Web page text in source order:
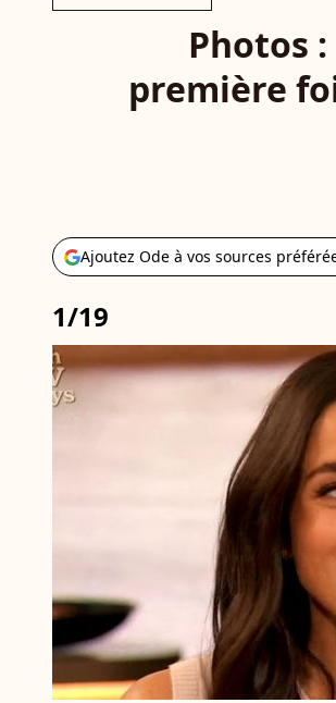
Photos
première
Ajoutez Ode à vos sources
1/19